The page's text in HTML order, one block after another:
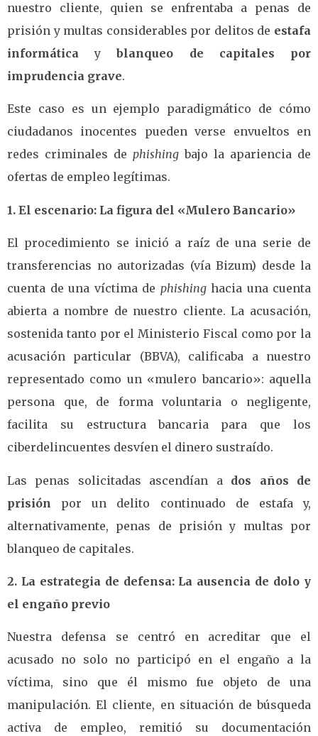
nuestro cliente, quien se enfrentaba a penas de
prisión y multas considerables por delitos de estafa
informática yblanqueo de capitales por
imprudencia grave.
Este caso es un ejemplo paradigmático de cómo
ciudadanos inocentes pueden verse envueltos en
redes criminales de phishing bajo la apariencia de
ofertas de empleo legítimas.
1. El escenario: La figura del «Mulero Bancario»
El procedimiento se inició a raíz de una serie de
transferencias no autorizadas (vía Bizum) desde la
cuenta de una víctima de phishinghacia una cuenta
abierta a nombre de nuestro cliente. La acusación,
sostenida tanto por el Ministerio Fiscal como por la
acusación particular (BBVA), calificaba a nuestro
representado como un «mulero bancario»: aquella
persona que, de forma voluntaria o negligente,
facilita su estructura bancaria para que los
ciberdelincuentes desvíen el dinero sustraído.
Las penas solicitadas ascendían a dos años de
prisión por un delito continuado de estafa y,
alternativamente, penas de prisión y multas por
blanqueo de capitales.
2. La estrategia de defensa: La ausencia de dolo y
el engaño previo
Nuestra defensa se centró en acreditar que el
acusado no solo no participó en el engaño a la
víctima, sino que él mismo fue objeto de una
manipulación. El cliente, en situación de búsqueda
activa de empleo, remitió su documentación